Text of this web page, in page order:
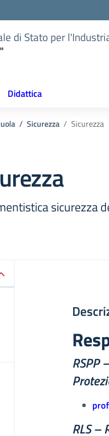
di Stato per
Didattica
Sicurezza Sicurezza
sicurezza
RSPP
RLS –